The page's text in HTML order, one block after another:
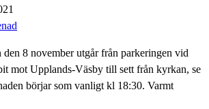
den 8 november utgår från parkeringen vid
mot Upplands-Väsby till sett från kyrkan, se
börjar som vanligt kl 18:30. Varmt